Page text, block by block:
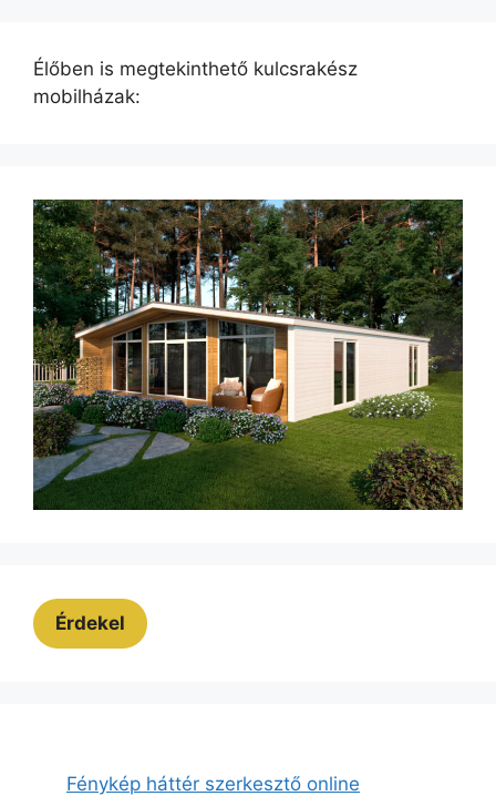
Élőben is megtekinthető kulcsrakész
mobilházak:
Érdekel
Fénykép háttér szerkesztő online